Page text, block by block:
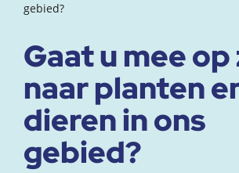
gebied?
Gaat u mee
naar planten
dieren in ons
gebied?